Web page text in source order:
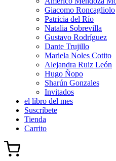
Giacomo Roncagliolo
Patricia del Río
Natalia Sobrevilla
Gustavo Rodríguez
Dante Trujillo
Mariela Noles Cotito
Alejandra Ruiz León
Hugo Ñopo
Sharún Gonzales
Invitados
el libro del mes
Suscríbete
Tienda
Carrito